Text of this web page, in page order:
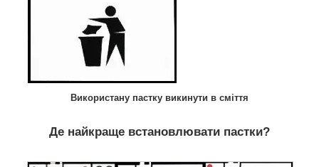
Використану пастку викинути в сміття
Де найкраще встановлювати пастки?